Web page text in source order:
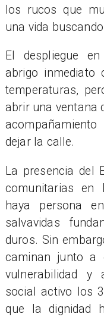
los rucos que
una vida
El despliegue
abrigo inmediato
temperaturas,
abrir una ventana
dejar la calle.
La presencia del
comunitarias en
haya persona
salvavidas
duros. Sin
caminan junto
vulnerabilidad y
social activo los
que la dignidad